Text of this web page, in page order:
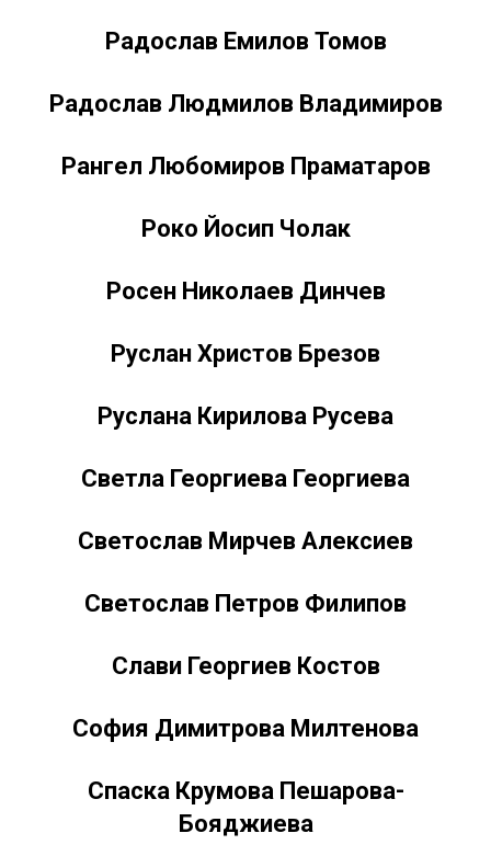
Радослав Емилов Томов
Радослав Людмилов Владимиров
Рангел Любомиров Праматаров
Роко Йосип Чолак
Росен Николаев Динчев
Руслан Христов Брезов
Руслана Кирилова Русева
Светла Георгиева Георгиева
Светослав Мирчев Алексиев
Светослав Петров Филипов
Слави Георгиев Костов
София Димитрова Милтенова
Спаска Крумова Пешарова-
Бояджиева